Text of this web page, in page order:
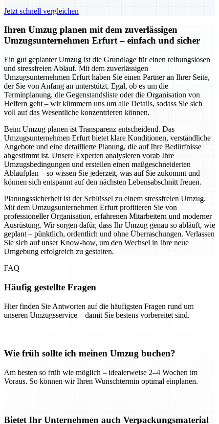
Jetzt schnell vergleichen
Ihren Umzug planen mit dem zuverlässigen
Umzugsunternehmen Erfurt – einfach und sicher
Ein gut geplanter Umzug ist die Grundlage für einen reibungslosen
und stressfreien Ablauf. Mit dem zuverlässigen
Umzugsunternehmen Erfurt haben Sie einen Partner an Ihrer Seite,
der Sie von Anfang an unterstützt. Egal, ob es um die
Terminplanung, die Gegenstandsliste oder die Organisation von
Helfern geht – wir kümmern uns um alle Details, sodass Sie sich
voll auf das Wesentliche konzentrieren können.
Beim Umzug planen ist Transparenz entscheidend. Das
Umzugsunternehmen Erfurt bietet klare Konditionen, verständliche
Angebote und eine detaillierte Planung, die auf Ihre Bedürfnisse
abgestimmt ist. Unsere Experten analysieren vorab Ihre
Umzugsbedingungen und erstellen einen maßgeschneiderten
Ablaufplan – so wissen Sie jederzeit, was auf Sie zukommt und
können sich entspannt auf den nächsten Lebensabschnitt freuen.
Planungssicherheit ist der Schlüssel zu einem stressfreien Umzug.
Mit dem Umzugsunternehmen Erfurt profitieren Sie von
professioneller Organisation, erfahrenen Mitarbeitern und moderner
Ausrüstung. Wir sorgen dafür, dass Ihr Umzug genau so abläuft, wie
geplant – pünktlich, ordentlich und ohne Überraschungen. Verlassen
Sie sich auf unser Know-how, um den Wechsel in Ihre neue
Umgebung erfolgreich zu gestalten.
FAQ
Häufig gestellte Fragen
Hier finden Sie Antworten auf die häufigsten Fragen rund um
unseren Umzugsservice – damit Sie bestens vorbereitet sind.
Wie früh sollte ich meinen Umzug buchen?
Am besten so früh wie möglich – idealerweise 2–4 Wochen im
Voraus. So können wir Ihren Wunschtermin optimal einplanen.
Bietet Ihr Unternehmen auch Verpackungsmaterial